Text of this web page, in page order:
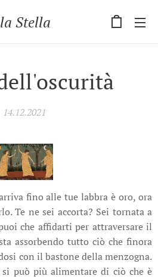
Stella
14.12.2021
fino alle tue labbra è oro, ora
Te ne sei accorta? Sei tornata a
che affidarti per attraversare il
assorbendo tutto ciò che finora
con il bastone della menzogna.
può più alimentare di ciò che è